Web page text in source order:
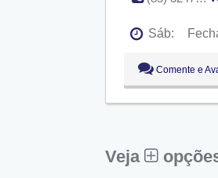
Sáb:
Seg:
Ter:
09:00
Qua:
09:00
Qui:
09:00
Comente e
Veja